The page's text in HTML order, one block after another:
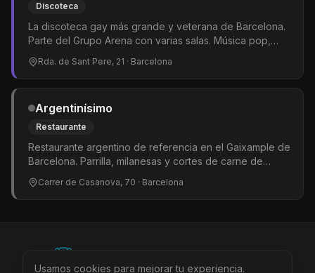
Discoteca
La discoteca gay más grande y veterana de Barcelona.
Parte del Grupo Arena con varias salas. Música pop,
dance y hits del momento. Shows de drag queens y
gogós. El epicentro del clubbing LGTBIQ+ en la ciudad.
Rda. de Sant Pere, 21 · Barcelona
Argentinísimo
Restaurante
Restaurante argentino de referencia en el Gaixample de
Barcelona. Parrilla, milanesas y cortes de carne de
calidad en un ambiente informal y acogedor. Muy
popular entre la comunidad LGTBIQ+ del barrio. Uno de
esos sitios donde siempre hay buen ambiente y la gente
Carrer de Casanova, 70 · Barcelona
©
Ciudades LocalesAgenda TiendaMás
Usamos cookies para mejorar tu experiencia.